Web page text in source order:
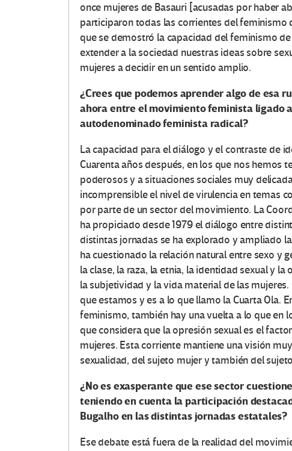
once mujeres de Basauri [acusadas por haber
participaron todas las corrientes del feminismo
que se demostró la capacidad del feminismo
extender a la sociedad nuestras ideas sobre
mujeres a decidir en un sentido amplio.
¿Crees que podemos aprender algo de esa
ahora entre el movimiento feminista ligado
autodenominado feminista radical?
La capacidad para el diálogo y el contraste de
Cuarenta años después, en los que nos hemos
poderosos y a situaciones sociales muy
incomprensible el nivel de virulencia en temas
por parte de un sector del movimiento. La
ha propiciado desde 1979 el diálogo entre
distintas jornadas se ha explorado y ampliado
ha cuestionado la relación natural entre sexo y
la clase, la raza, la etnia, la identidad sexual y
la subjetividad y la vida material de las
que estamos y es a lo que llamo la Cuarta Ola.
feminismo, también hay una vuelta a lo que en
que considera que la opresión sexual es el
mujeres. Esta corriente mantiene una visión
sexualidad, del sujeto mujer y también del
¿No es exasperante que ese sector
teniendo en cuenta la participación
Bugalho en las distintas jornadas estatales?
Ese debate está fuera de la realidad del